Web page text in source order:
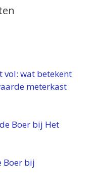
vol: wat betekent
meterkast
Boer bij Het
Boer bij